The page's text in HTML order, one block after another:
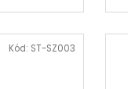
Kód: ST-SZ003